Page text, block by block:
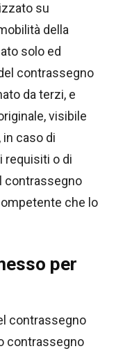
su
della
solo ed
contrassegno
da terzi, e
visibile
caso di
requisiti o di
contrassegno
che lo
per
contrassegno
contrassegno